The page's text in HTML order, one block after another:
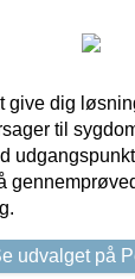
give dig
til
udvalget på